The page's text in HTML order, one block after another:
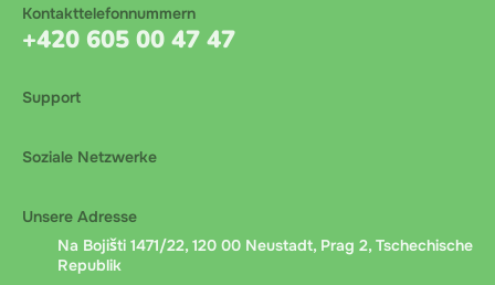
Kontakttelefonnummern
+420 605 00 47 47
Support
Soziale Netzwerke
Unsere Adresse
Na Bojišti 1471/22, 120 00 Neustadt, Prag 2, Tschechische
Republik